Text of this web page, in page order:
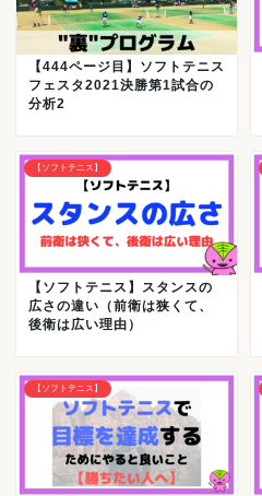
【444ページ目】ソフトテニス
フェスタ2021決勝第1試合の
分析2
【ソフトテニス】
【ソフトテニス】スタンスの
広さの違い（前衛は狭くて、
後衛は広い理由）
【ソフトテニス】